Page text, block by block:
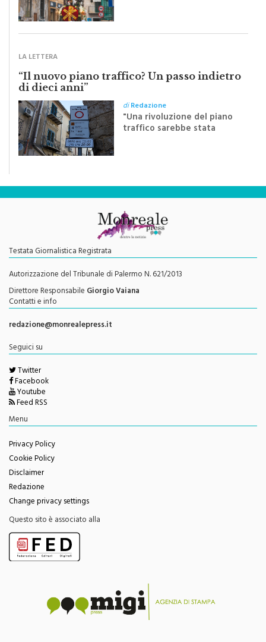
Sapienza all'indomani della
LA LETTERA
“Il nuovo piano traffico? Un passo indietro
di dieci anni”
diRedazione
"Una rivoluzione del piano
Testata Giornalistica Registrata
Autorizzazione del Tribunale di Palermo N. 621/2013
Direttore ResponsabileGiorgio Vaiana
Contatti e info
redazione@monrealepress.it
Seguici su
Twitter
Facebook
Youtube
Feed RSS
Privacy Policy
Cookie Policy
Disclaimer
Redazione
Change privacy settings
Questo sito è associato alla